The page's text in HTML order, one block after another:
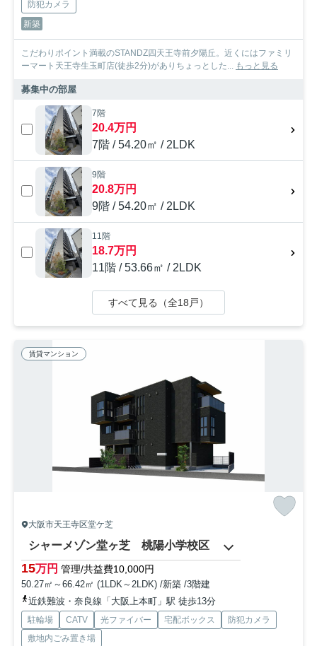
防犯カメラ
新築
こだわりポイント満載のSTANDZ四天王寺前夕陽丘。近くにはファミリ
ーマート天王寺生玉町店(徒歩2分)がありちょっとした... もっと見る
募集中の部屋
7階
20.4万円
7階 / 54.20㎡ / 2LDK
9階
20.8万円
9階 / 54.20㎡ / 2LDK
11階
18.7万円
11階 / 53.66㎡ / 2LDK
すべて見る（全18戸）
賃貸マンション
大阪市天王寺区堂ケ芝
シャーメゾン堂ヶ芝 桃陽小学校区
15万円 管理/共益費10,000円
50.27㎡～66.42㎡ (1LDK～2LDK) /新築 /3階建
近鉄難波・奈良線「大阪上本町」駅 徒歩13分
駐輪場 CATV 光ファイバー 宅配ボックス
防犯カメラ
敷地内ごみ置き場